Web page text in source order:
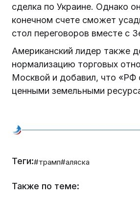
сделка по Украине. Однако
конечном счете сможет
стол переговоров вместе с
Американский лидер также
нормализацию торговых
Москвой и добавил, что «РФ
ценными земельными
Теги:#трамп#аляска
Также по теме: